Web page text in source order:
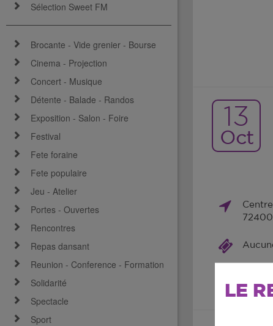
LE
Sélection Sweet FM
Brocante - Vide grenier - Bourse
Cinema - Projection
Concert - Musique
Détente - Balade - Randos
Exposition - Salon - Foire
Festival
Fete foraine
Fete populaire
Jeu - Atelier
Portes - Ouvertes
Rencontres
Repas dansant
Reunion - Conference - Formation
Solidarité
Spectacle
Sport
13
Oct